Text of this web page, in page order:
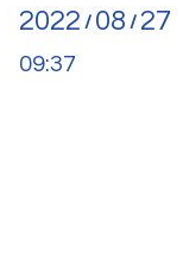
2022 / 08 / 27
09:37